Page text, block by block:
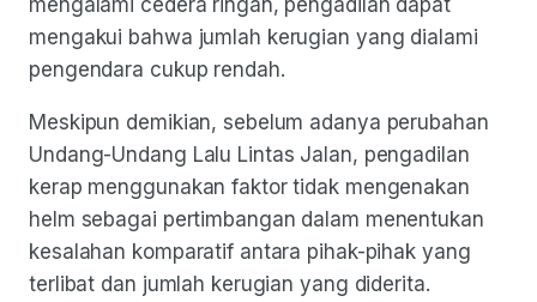
mengakui bahwa jumlah kerugian yang dialami
pengendara cukup rendah.
Meskipun demikian, sebelum adanya perubahan
Undang-Undang Lalu Lintas Jalan, pengadilan
kerap menggunakan faktor tidak mengenakan
helm sebagai pertimbangan dalam menentukan
kesalahan komparatif antara pihak-pihak yang
terlibat dan jumlah kerugian yang diderita.